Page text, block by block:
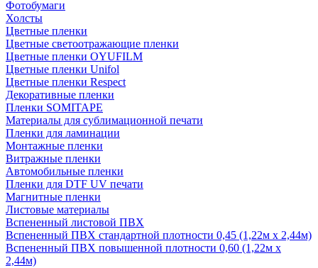
Фотобумаги
Холсты
Цветные пленки
Цветные светоотражающие пленки
Цветные пленки OYUFILM
Цветные пленки Unifol
Цветные пленки Respect
Декоративные пленки
Пленки SOMITAPE
Материалы для сублимационной печати
Пленки для ламинации
Монтажные пленки
Витражные пленки
Автомобильные пленки
Пленки для DTF UV печати
Магнитные пленки
Листовые материалы
Вспененный листовой ПВХ
Вспененный ПВХ стандартной плотности 0,45 (1,22м х 2,44м)
Вспененный ПВХ повышенной плотности 0,60 (1,22м х
2,44м)